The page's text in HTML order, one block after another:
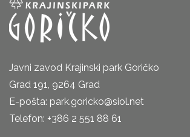
Javni zavod Krajinski park Goričko
Grad 191, 9264 Grad
E-pošta: park.goricko@siol.net
Telefon: +386 2 551 88 61